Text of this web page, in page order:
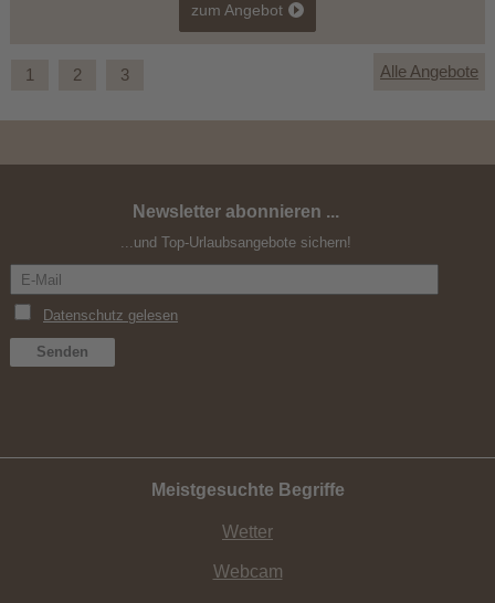
Herbst ohne Auto
zum Angebot
1 2 3 Alle Angebote
Newsletter abonnieren ...
...und Top-Urlaubsangebote sichern!
Meistgesuchte Begriffe
Wetter
Webcam